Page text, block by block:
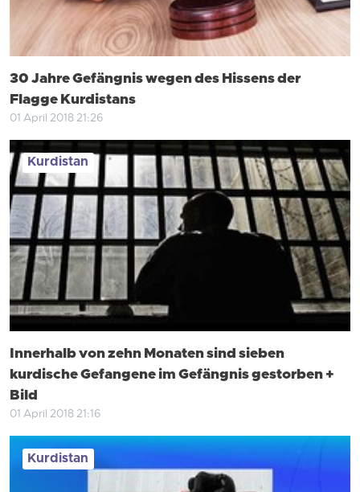
30 Jahre Gefängnis wegen des Hissens der
Flagge Kurdistans
01 April 2018 21:26
Innerhalb von zehn Monaten sind sieben
kurdische Gefangene im Gefängnis gestorben +
Bild
01 April 2018 21:16
Kurdistan
Kurdistan